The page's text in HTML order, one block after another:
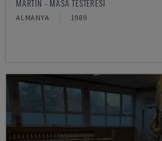
MARTIN - MASA TESTERESI
ALMANYA 1989